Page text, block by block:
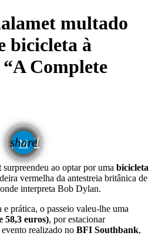
multado
bicicleta à
Complete
share
email
surpreendeu ao optar por uma bicicleta
vermelha da antestreia britânica de
interpreta Bob Dylan.
prática, o passeio valeu-lhe uma
58,3 euros), por estacionar
realizado no BFI Southbank,